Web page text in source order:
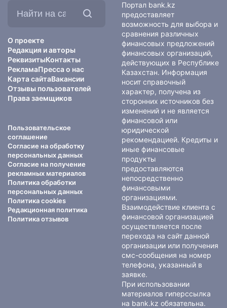
О проекте
Редакция и авторы
РеквизитыКонтакты
РекламаПресса о нас
Карта сайтаВакансии
Отзывы пользователей
Права заемщиков
Пользовательское
соглашение
Согласие на обработку
персональных данных
Согласие на получение
рекламных материалов
Политика обработки
персональных данных
Политика cookies
Редакционная политика
Политика отзывов
Портал bank.kz
предоставляет
возможность для выбора и
сравнения различных
финансовых предложений
финансовых организаций,
действующих в Республике
Казахстан. Информация
носит справочный
характер, получена из
сторонних источников без
изменений и не является
финансовой или
юридической
рекомендацией. Кредиты и
иные финансовые
продукты
предоставляются
непосредственно
финансовыми
организациями.
Взаимодействие клиента с
финансовой организацией
осуществляется после
перехода на сайт данной
организации или получения
смс-сообщения на номер
телефона, указанный в
заявке.
При использовании
материалов гиперссылка
на bank.kz обязательна.